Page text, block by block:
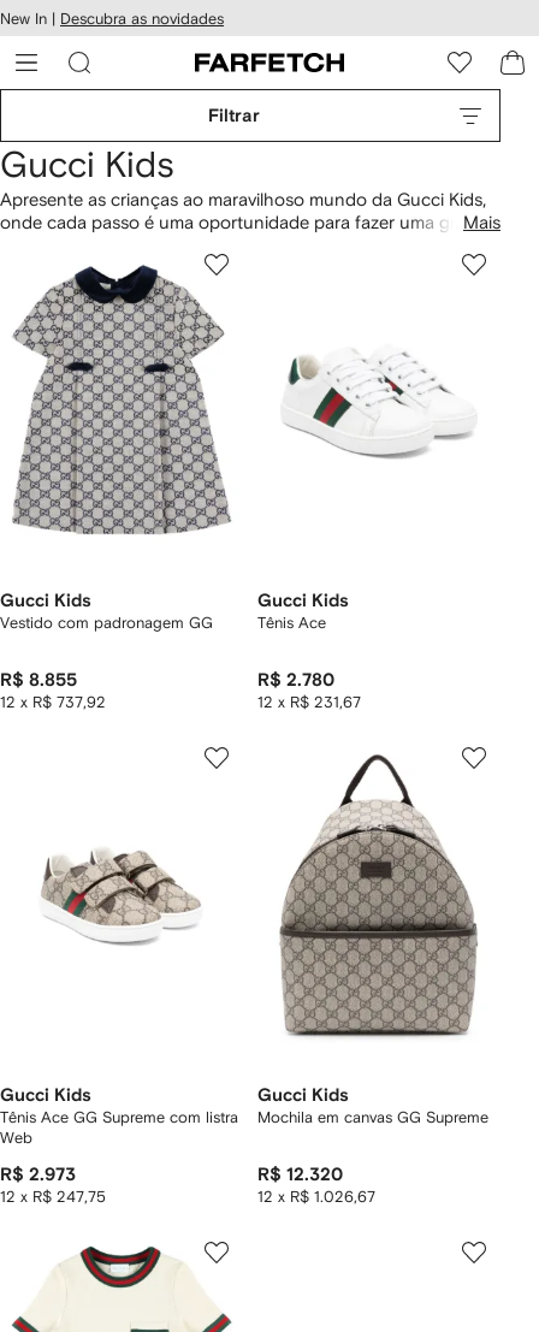
o
New In | Descubra as novidades
Filtrar
Gucci Kids
Apresente as crianças ao maravilhoso mundo da Gucci Kids,
onde cada passo é uma oportunidade para fazer uma grande
meninos e meninas, desde sneakers Original GG para os
pequenos até acessórios e roupas com o toque icônico da
Gucci, a moda encontra a diversão na moda infantil.
Mais
Gucci Kids
Vestido com padronagem GG
R$ 8.855
12 x R$ 737,92
Gucci Kids
Tênis Ace
R$ 2.780
12 x R$ 231,67
Gucci Kids
Tênis Ace GG Supreme com listra
Web
R$ 2.973
12 x R$ 247,75
Gucci Kids
Mochila em canvas GG Supreme
R$ 12.320
12 x R$ 1.026,67